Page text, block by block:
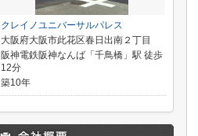
クレイノユニバーサルパレス
大阪府大阪市此花区春日出南２丁目
阪神電鉄阪神なんば「千鳥橋」駅 徒歩
12分
築10年